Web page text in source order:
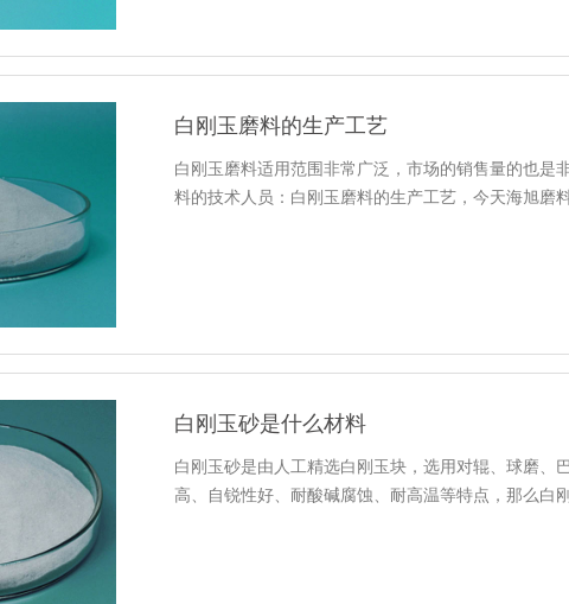
白刚玉磨料的生产工艺
白刚玉磨料适用范围非常广泛，市场的销售量的也是
料的技术人员：白刚玉磨料的生产工艺，今天海旭磨
白刚玉砂是什么材料
白刚玉砂是由人工精选白刚玉块，选用对辊、球磨、
高、自锐性好、耐酸碱腐蚀、耐高温等特点，那么白